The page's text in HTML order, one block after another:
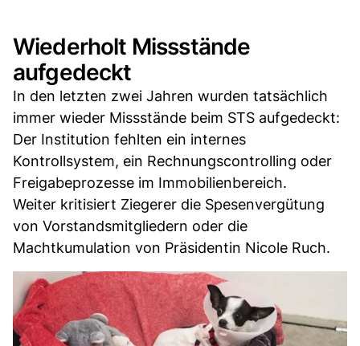
Wiederholt Missstände
aufgedeckt
In den letzten zwei Jahren wurden tatsächlich
immer wieder Missstände beim STS aufgedeckt:
Der Institution fehlten ein internes
Kontrollsystem, ein Rechnungscontrolling oder
Freigabeprozesse im Immobilienbereich.
Weiter kritisiert Ziegerer die Spesenvergütung
von Vorstandsmitgliedern oder die
Machtkumulation von Präsidentin Nicole Ruch.